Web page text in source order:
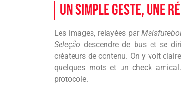
Un simple geste, une
Les images, relayées parMaisfutebol
Seleção descendre de bus et se
créateurs de contenu. On y voit
quelques mots et un check
protocole.